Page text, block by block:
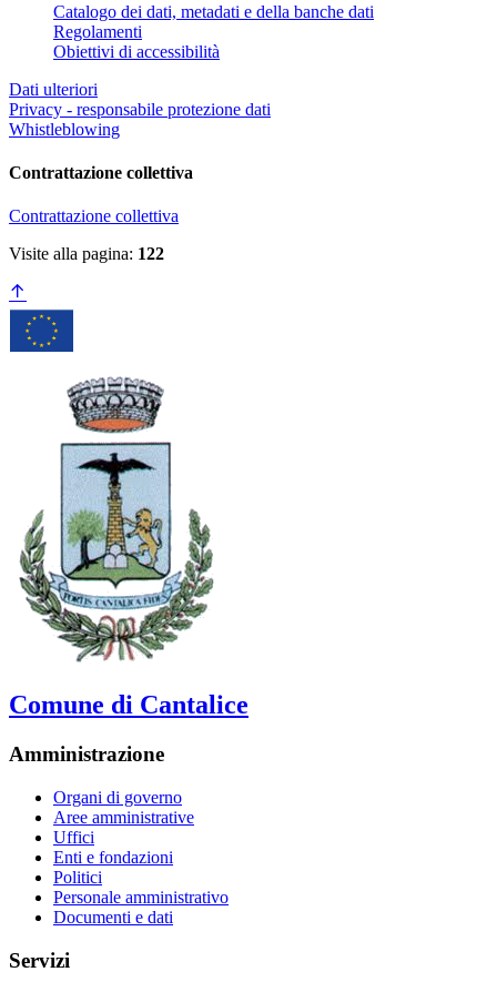
Catalogo dei dati, metadati e della banche dati
Regolamenti
Obiettivi di accessibilità
Dati ulteriori
Privacy - responsabile protezione dati
Whistleblowing
Contrattazione collettiva
Contrattazione collettiva
Visite alla pagina: 122
Comune di Cantalice
Amministrazione
Organi di governo
Aree amministrative
Uffici
Enti e fondazioni
Politici
Personale amministrativo
Documenti e dati
Servizi